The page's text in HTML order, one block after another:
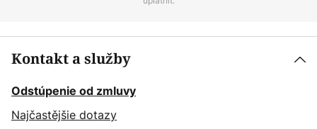
Kontakt a služby
Odstúpenie od zmluvy
Najčastějšie dotazy